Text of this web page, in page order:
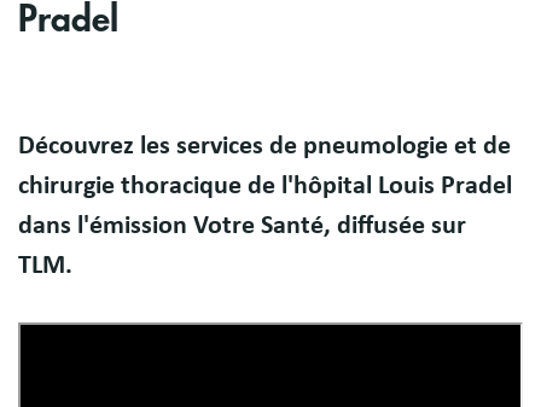
Pradel
Body
Découvrez les services de pneumologie et de
chirurgie thoracique de l'hôpital Louis Pradel
dans l'émission Votre Santé, diffusée sur
TLM.